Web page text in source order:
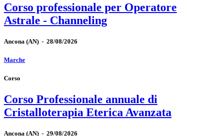
Corso professionale per Operatore
Astrale - Channeling
Ancona (AN) - 28/08/2026
Marche
Corso
Corso Professionale annuale di
Cristalloterapia Eterica Avanzata
Ancona (AN) - 29/08/2026